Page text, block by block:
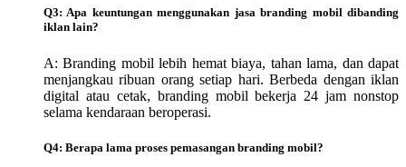
Q3: Apa keuntungan menggunakan jasa branding mobil dibanding
iklan lain?
A: Branding mobil lebih hemat biaya, tahan lama, dan dapat
menjangkau ribuan orang setiap hari. Berbeda dengan iklan
digital atau cetak, branding mobil bekerja 24 jam nonstop
selama kendaraan beroperasi.
Q4: Berapa lama proses pemasangan branding mobil?